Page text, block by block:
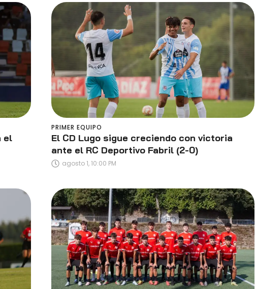
el
PRIMER EQUIPO
El CD Lugo sigue creciendo con victoria
ante el RC Deportivo Fabril (2-0)
agosto 1, 10:00 PM